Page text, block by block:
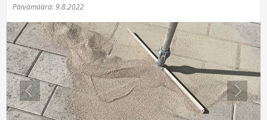
Päivämäärä:9.8.2022
Previous Next